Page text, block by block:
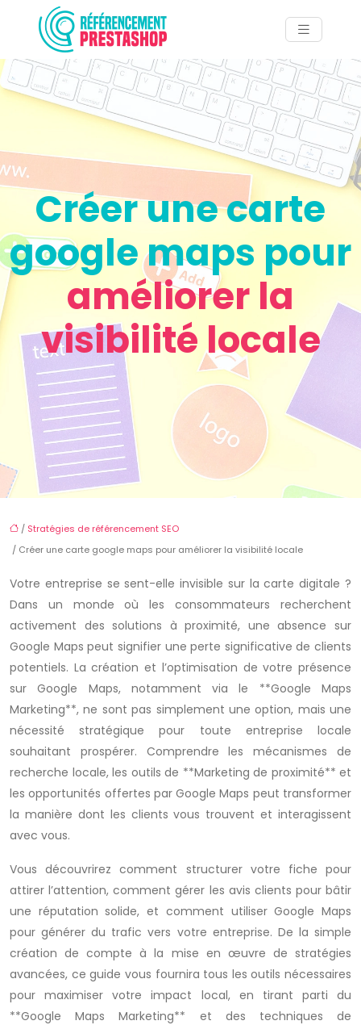
Créer une carte
google maps pour
améliorer la
visibilité locale
/ Stratégies de référencement SEO
/ Créer une carte google maps pour améliorer la visibilité locale
Votre entreprise se sent-elle invisible sur la carte digitale ?
Dans un monde où les consommateurs recherchent
activement des solutions à proximité, une absence sur
Google Maps peut signifier une perte significative de clients
potentiels. La création et l’optimisation de votre présence
sur Google Maps, notamment via le **Google Maps
Marketing**, ne sont pas simplement une option, mais une
nécessité stratégique pour toute entreprise locale
souhaitant prospérer. Comprendre les mécanismes de
recherche locale, les outils de **Marketing de proximité** et
les opportunités offertes par Google Maps peut transformer
la manière dont les clients vous trouvent et interagissent
avec vous.
Vous découvrirez comment structurer votre fiche pour
attirer l’attention, comment gérer les avis clients pour bâtir
une réputation solide, et comment utiliser Google Maps
pour générer du trafic vers votre entreprise. De la simple
création de compte à la mise en œuvre de stratégies
avancées, ce guide vous fournira tous les outils nécessaires
pour maximiser votre impact local, en tirant parti du
**Google Maps Marketing** et des techniques de